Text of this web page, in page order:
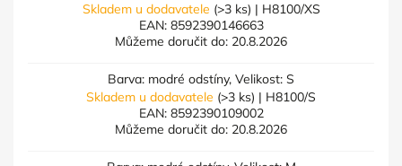
Skladem u dodavatele (>3 ks) | H8100/XS
EAN: 8592390146663
Můžeme doručit do: 20.8.2026
Barva: modré odstíny, Velikost: S
Skladem u dodavatele (>3 ks) | H8100/S
EAN: 8592390109002
Můžeme doručit do: 20.8.2026